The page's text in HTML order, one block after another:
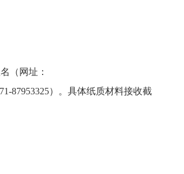
（网址：
87953325）。具体纸质材料接收截